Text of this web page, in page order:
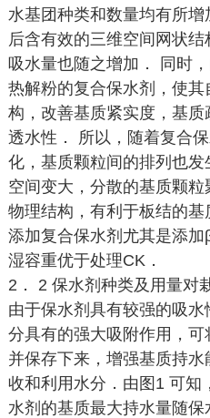
水基团种类和数量均有所
后含有效的三维空间网状结
吸水量也随之增加． 同时
热解粉的复合保水剂，使
构，改善基质紧实度，基
透水性． 所以，随着复合
化，基质颗粒间的排列也
空间变大，分散的基质颗
物理结构，有利于板结的基
添加复合保水剂尤其是添
湿容重优于处理CK．
2． 2 保水剂种类及用量对
由于保水剂具有较强的吸
分具有的强大吸附作用，
并保存下来，增强基质持
收和利用水分．由图1 可知
水剂的基质最大持水量随保